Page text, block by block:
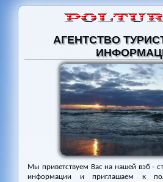
АГЕНТСТВО
Мы приветствуем Вас на нашей вэб -
информации и приглашаем к